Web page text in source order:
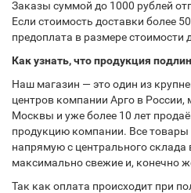
Заказы суммой до 1000 рублей
Если стоимость доставки более
предоплата в размере стоимости
Как узнать, что продукция
Наш магазин — это один из
центров компании Арго в
Москвы и уже более 10 лет
продукцию компании. Все
напрямую с центрального склада
максимально свежие и, конечно
Так как оплата происходит при